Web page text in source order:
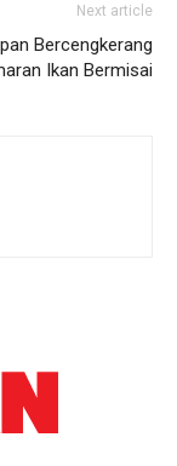
Next article
Bercengkerang
Ikan Bermisai